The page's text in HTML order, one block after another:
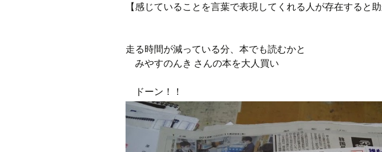
ブ
ポイントタウン
【感じていることを言葉で表現してくれる人が存在すると助
走る時間が減っている分、本でも読むかと
みやすのんき さんの本を大人買い
ドーン！！